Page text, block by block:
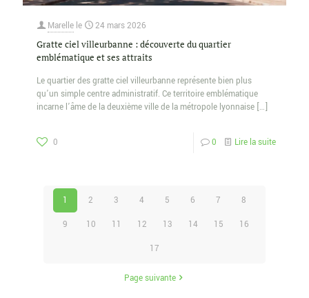
Marelle le 24 mars 2026
Gratte ciel villeurbanne : découverte du quartier
emblématique et ses attraits
Le quartier des gratte ciel villeurbanne représente bien plus
qu’un simple centre administratif. Ce territoire emblématique
incarne l’âme de la deuxième ville de la métropole lyonnaise […]
0 0 Lire la suite
1 2 3 4 5 6 7 8
9 10 11 12 13 14 15 16
17
Page suivante